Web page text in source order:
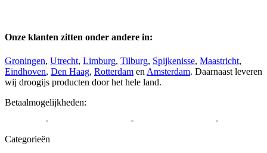
Onze klanten zitten onder andere in:
Groningen, Utrecht, Limburg, Tilburg, Spijkenisse, Maastricht,
Eindhoven, Den Haag, Rotterdam en Amsterdam. Daarnaast leveren
wij droogijs producten door het hele land.
Betaalmogelijkheden:
Categorieën